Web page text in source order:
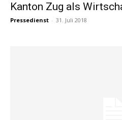
Kanton Zug als
Pressedienst - 31. Juli 2018